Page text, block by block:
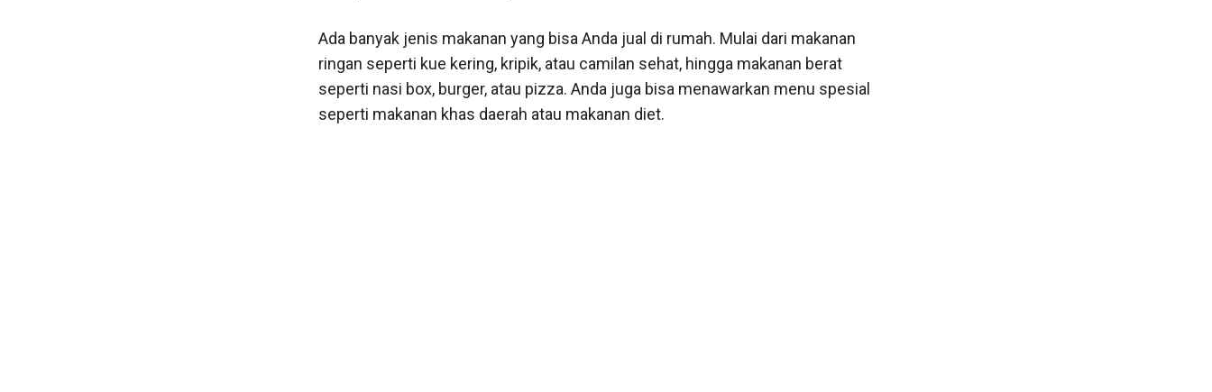
Ada banyak jenis makanan yang bisa Anda jual di rumah. Mulai dari makanan
ringan seperti kue kering, kripik, atau camilan sehat, hingga makanan berat
seperti nasi box, burger, atau pizza. Anda juga bisa menawarkan menu spesial
seperti makanan khas daerah atau makanan diet.